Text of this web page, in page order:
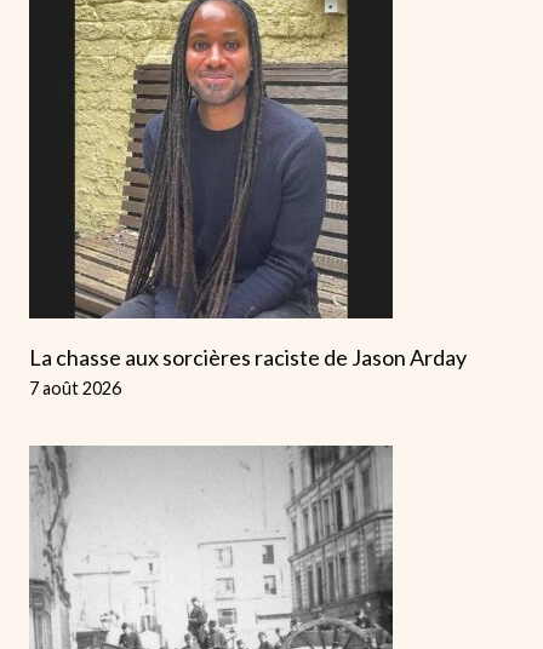
La chasse aux sorcières raciste de Jason Arday
7 août 2026